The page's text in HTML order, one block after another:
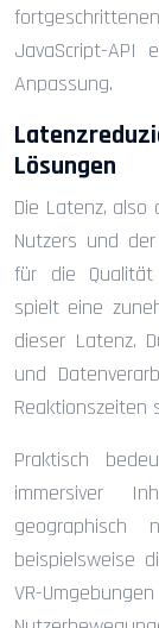
JavaScript-API
Anpassung.
Lösungen
Die Latenz, also
Nutzers und
für die Qualität
spielt eine
dieser Latenz.
und
Reaktionszeiten
Praktisch
immersiver
beispielsweise
VR-